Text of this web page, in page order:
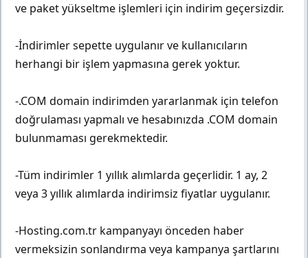
ve paket yükseltme işlemleri için indirim geçersizdir.
-İndirimler sepette uygulanır ve kullanıcıların
herhangi bir işlem yapmasına gerek yoktur.
-.COM domain indirimden yararlanmak için telefon
doğrulaması yapmalı ve hesabınızda .COM domain
bulunmaması gerekmektedir.
-Tüm indirimler 1 yıllık alımlarda geçerlidir. 1 ay, 2
veya 3 yıllık alımlarda indirimsiz fiyatlar uygulanır.
-Hosting.com.tr kampanyayı önceden haber
vermeksizin sonlandırma veya kampanya şartlarını